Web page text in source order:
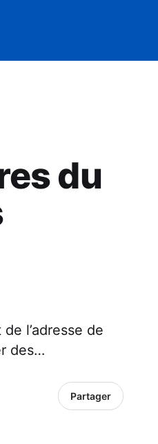
du
l’adresse de
des…
Partager